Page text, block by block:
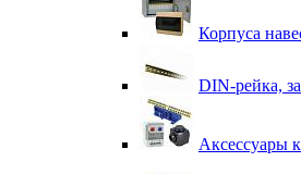
Корпуса
DIN-рейка,
Аксессуары